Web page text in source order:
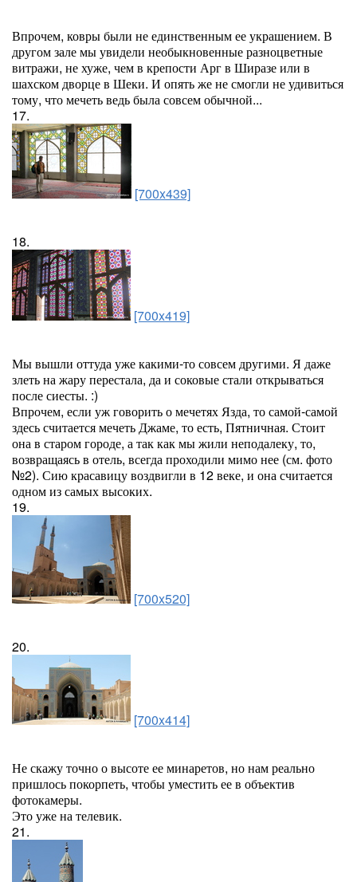
Впрочем, ковры были не единственным ее украшением. В
другом зале мы увидели необыкновенные разноцветные
витражи, не хуже, чем в крепости Арг в Ширазе или в
шахском дворце в Шеки. И опять же не смогли не удивиться
тому, что мечеть ведь была совсем обычной...
17.
[700x439]
18.
[700x419]
Мы вышли оттуда уже какими-то совсем другими. Я даже
злеть на жару перестала, да и соковые стали открываться
после сиесты. :)
Впрочем, если уж говорить о мечетях Язда, то самой-самой
здесь считается мечеть Джаме, то есть, Пятничная. Стоит
она в старом городе, а так как мы жили неподалеку, то,
возвращаясь в отель, всегда проходили мимо нее (см. фото
№2). Сию красавицу воздвигли в 12 веке, и она считается
одном из самых высоких.
19.
[700x520]
20.
[700x414]
Не скажу точно о высоте ее минаретов, но нам реально
пришлось покорпеть, чтобы уместить ее в объектив
фотокамеры.
Это уже на телевик.
21.